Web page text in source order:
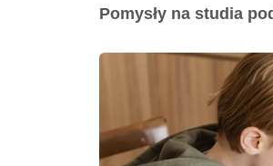
Pomysły na studia